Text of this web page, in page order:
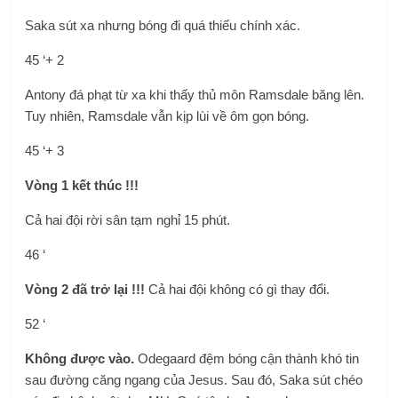
Saka sút xa nhưng bóng đi quá thiếu chính xác.
45 ‘+ 2
Antony đá phạt từ xa khi thấy thủ môn Ramsdale băng lên.
Tuy nhiên, Ramsdale vẫn kịp lùi về ôm gọn bóng.
45 ‘+ 3
Vòng 1 kết thúc !!!
Cả hai đội rời sân tạm nghỉ 15 phút.
46 ‘
Vòng 2 đã trở lại !!!Cả hai đội không có gì thay đổi.
52 ‘
Không được vào.Odegaard đệm bóng cận thành khó tin
sau đường căng ngang của Jesus. Sau đó, Saka sút chéo